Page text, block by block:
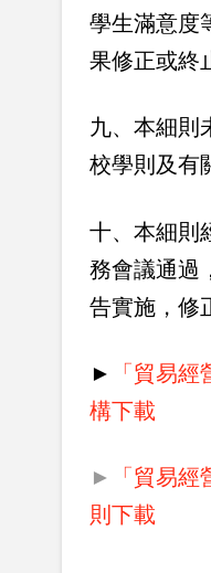
學生滿意度
果修正或終
九、本細則
校學則及有
十、本細則
務會議通過
告實施，修
►
「貿易
構下載
►
「貿易
則下載